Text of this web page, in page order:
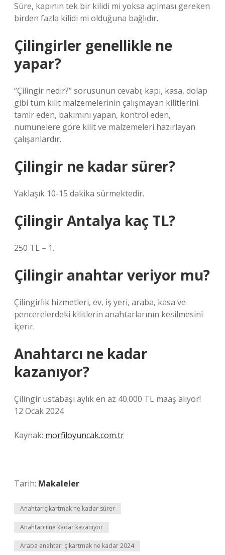
Süre, kapının tek bir kilidi mi yoksa açılması gereken
birden fazla kilidi mi olduğuna bağlıdır.
Çilingirler genellikle ne
yapar?
“Çilingir nedir?” sorusunun cevabı; kapı, kasa, dolap
gibi tüm kilit malzemelerinin çalışmayan kilitlerini
tamir eden, bakımını yapan, kontrol eden,
numunelere göre kilit ve malzemeleri hazırlayan
çalışanlardır.
Çilingir ne kadar sürer?
Yaklaşık 10-15 dakika sürmektedir.
Çilingir Antalya kaç TL?
250 TL – 1.
Çilingir anahtar veriyor mu?
Çilingirlik hizmetleri, ev, iş yeri, araba, kasa ve
pencerelerdeki kilitlerin anahtarlarının kesilmesini
içerir.
Anahtarcı ne kadar
kazanıyor?
Çilingir ustabaşı aylık en az 40.000 TL maaş alıyor!
12 Ocak 2024
Kaynak: morfiloyuncak.com.tr
Tarih: Makaleler
Anahtar çıkartmak ne kadar sürer
Anahtarcı ne kadar kazanıyor
Araba anahtarı çıkartmak ne kadar 2024